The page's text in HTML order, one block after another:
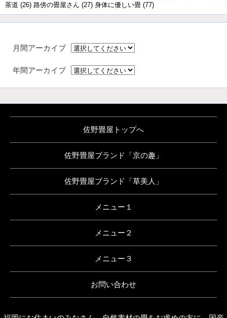
茶道 (26) 路傍の畳屋さん (27) 身体に優しい畳 (77)
月間アーカイブ
年間アーカイブ
佐野畳屋トップへ
佐野畳屋ブランド「京の趣」
佐野畳屋ブランド「草美人」
メニュー１
メニュー２
メニュー３
お問い合わせ